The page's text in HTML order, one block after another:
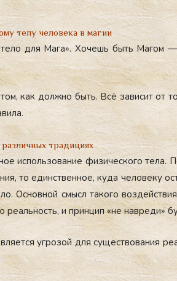
телу человека в магии
для Ма­га». Хо­чешь быть Ма­гом
как дол­жно быть. Всё за­висит от
традициях
ис­поль­зо­вание фи­зичес­ко­го те­ла.
то единс­твен­ное, ку­да че­лове­ку
Ос­новной смысл та­кого
и прин­цип «не нав­ре­ди»
уг­ро­зой для су­щес­тво­вания